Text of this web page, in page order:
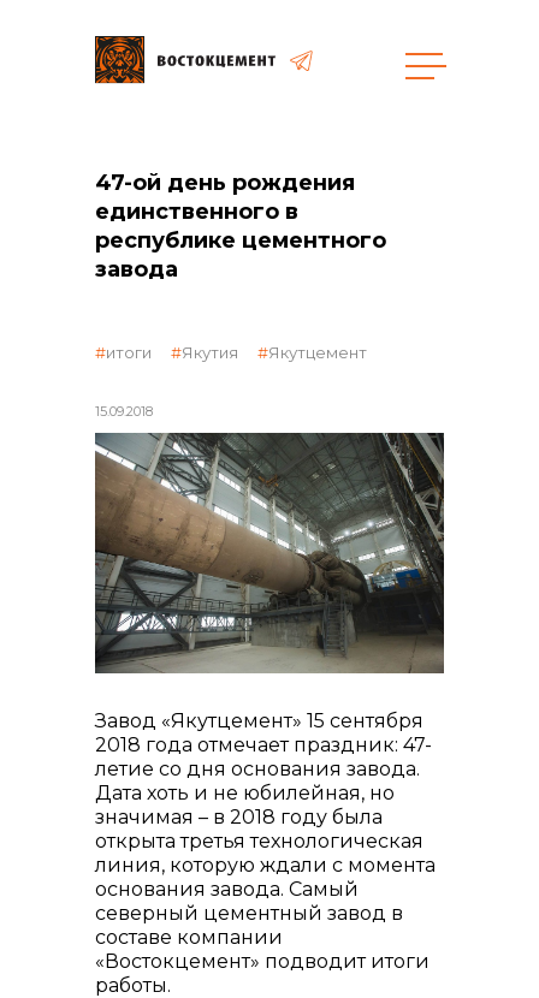
общая информация
реализация неликвидов
контакты отдела закупок
47-ой день рождения
единственного в
республике цементного
завода
15.09.2018
итоги Якутия Якутцемент
Завод «Якутцемент» 15 сентября
2018 года отмечает праздник: 47-
летие со дня основания завода.
Дата хоть и не юбилейная, но
значимая – в 2018 году была
открыта третья технологическая
линия, которую ждали с момента
основания завода. Самый
северный цементный завод в
составе компании
«Востокцемент» подводит итоги
работы.